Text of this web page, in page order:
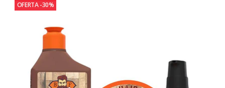
OFERTA -30%